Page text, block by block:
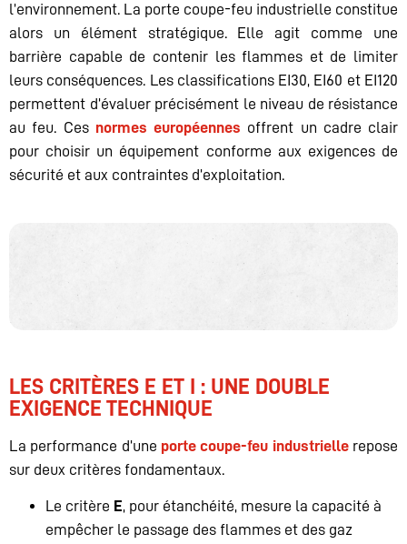
l’environnement. La porte coupe-feu industrielle constitue
alors un élément stratégique. Elle agit comme une
barrière capable de contenir les flammes et de limiter
leurs conséquences. Les classifications EI30, EI60 et EI120
permettent d’évaluer précisément le niveau de résistance
au feu. Ces normes européennes offrent un cadre clair
pour choisir un équipement conforme aux exigences de
sécurité et aux contraintes d’exploitation.
LES CRITÈRES E ET I : UNE DOUBLE
EXIGENCE TECHNIQUE
La performance d’une porte coupe-feu industriellerepose
sur deux critères fondamentaux.
Le critère E, pour étanchéité, mesure la capacité à
empêcher le passage des flammes et des gaz